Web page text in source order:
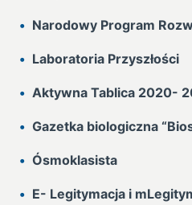
Narodowy Program
Laboratoria Przyszłości
Aktywna Tablica 2020-
Gazetka biologiczna
Ósmoklasista
E- Legitymacja i